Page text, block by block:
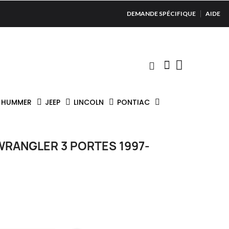
DEMANDE SPÉCIFIQUE AIDE
HUMMER JEEP LINCOLN PONTIAC
3 PORTES 1997-